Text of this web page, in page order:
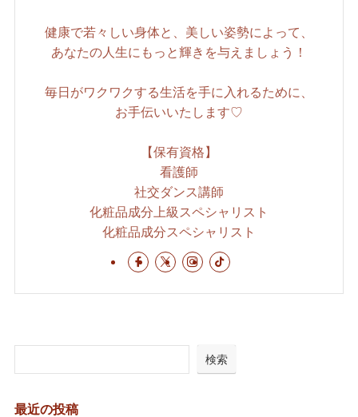
健康で若々しい身体と、美しい姿勢によって、
あなたの人生にもっと輝きを与えましょう！
毎日がワクワクする生活を手に入れるために、
お手伝いいたします♡
【保有資格】
看護師
社交ダンス講師
化粧品成分上級スペシャリスト
化粧品成分スペシャリスト
検索
最近の投稿